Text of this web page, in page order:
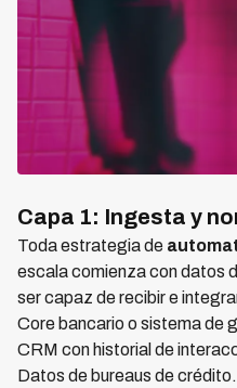
Capa 1: Ingesta y
Toda estrategia de
escala comienza con datos
ser capaz de recibir e
Core bancario o sistema de
CRM con historial de
Datos de bureaus de crédito.